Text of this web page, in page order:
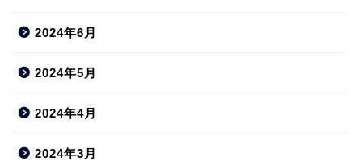
2024年6月
2024年5月
2024年4月
2024年3月